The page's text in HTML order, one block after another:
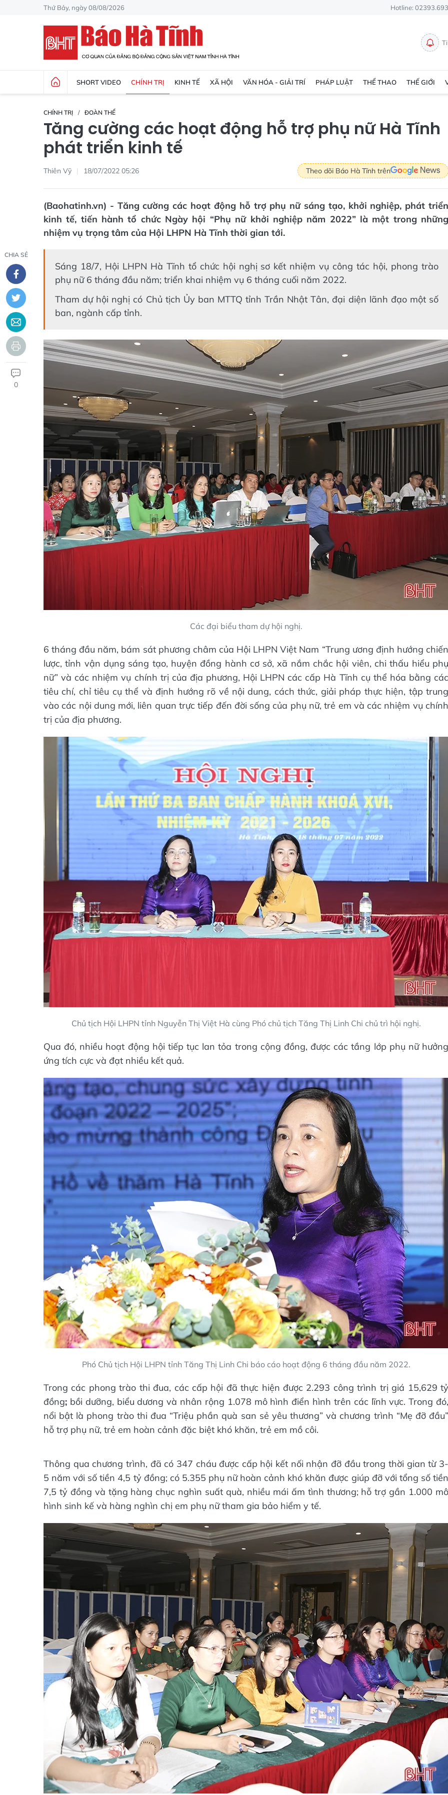
Thứ Bảy, ngày 08/08/2026 Hotline:
SHORT VIDEO CHÍNH TRỊ KINH TẾ XÃ HỘI VĂN HÓA - GIẢI TRÍ PHÁP LUẬT THỂ THAO THẾ GIỚI
CHÍNH TRỊ ĐOÀN THỂ
Tăng cường các hoạt động hỗ trợ phụ nữ Hà Tĩnh
phát triển kinh tế
Thiên Vỹ 18/07/2022 05:26 Theo dõi Báo Hà Tĩnh trên
(Baohatinh.vn) - Tăng cường các hoạt động hỗ trợ phụ nữ sáng tạo, khởi nghiệp, phát triển
kinh tế, tiến hành tổ chức Ngày hội “Phụ nữ khởi nghiệp năm 2022” là một trong những
nhiệm vụ trọng tâm của Hội LHPN Hà Tĩnh thời gian tới.
CHIA SẺ
0
Sáng 18/7, Hội LHPN Hà Tĩnh tổ chức hội nghị sơ kết nhiệm vụ công tác hội, phong trào
phụ nữ 6 tháng đầu năm; triển khai nhiệm vụ 6 tháng cuối năm 2022.
Tham dự hội nghị có Chủ tịch Ủy ban MTTQ tỉnh Trần Nhật Tân, đại diện lãnh đạo một số
ban, ngành cấp tỉnh.
Các đại biểu tham dự hội nghị.
6 tháng đầu năm, bám sát phương châm của Hội LHPN Việt Nam “Trung ương định hướng chiến
lược, tỉnh vận dụng sáng tạo, huyện đồng hành cơ sở, xã nắm chắc hội viên, chi thấu hiểu phụ
nữ” và các nhiệm vụ chính trị của địa phương, Hội LHPN các cấp Hà Tĩnh cụ thể hóa bằng các
tiêu chí, chỉ tiêu cụ thể và định hướng rõ về nội dung, cách thức, giải pháp thực hiện, tập trung
vào các nội dung mới, liên quan trực tiếp đến đời sống của phụ nữ, trẻ em và các nhiệm vụ chính
trị của địa phương.
Chủ tịch Hội LHPN tỉnh Nguyễn Thị Việt Hà cùng Phó chủ tịch Tăng Thị Linh Chi chủ trì hội nghị.
Qua đó, nhiều hoạt động hội tiếp tục lan tỏa trong cộng đồng, được các tầng lớp phụ nữ hưởng
ứng tích cực và đạt nhiều kết quả.
Phó Chủ tịch Hội LHPN tỉnh Tăng Thị Linh Chi báo cáo hoạt động 6 tháng đầu năm 2022.
Trong các phong trào thi đua, các cấp hội đã thực hiện được 2.293 công trình trị giá 15,629 tỷ
đồng; bồi dưỡng, biểu dương và nhân rộng 1.078 mô hình điển hình trên các lĩnh vực. Trong đó,
nổi bật là phong trào thi đua “Triệu phần quà san sẻ yêu thương” và chương trình “Mẹ đỡ đầu”
hỗ trợ phụ nữ, trẻ em hoàn cảnh đặc biệt khó khăn, trẻ em mồ côi.
Thông qua chương trình, đã có 347 cháu được cấp hội kết nối nhận đỡ đầu trong thời gian từ 3-
5 năm với số tiền 4,5 tỷ đồng; có 5.355 phụ nữ hoàn cảnh khó khăn được giúp đỡ với tổng số tiền
7,5 tỷ đồng và tặng hàng chục nghìn suất quà, nhiều mái ấm tình thương; hỗ trợ gần 1.000 mô
hình sinh kế và hàng nghìn chị em phụ nữ tham gia bảo hiểm y tế.